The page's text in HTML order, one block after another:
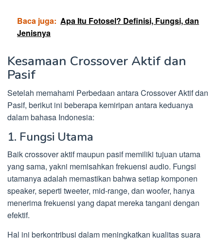
Baca juga: Apa Itu Fotosel? Definisi, Fungsi, dan
Jenisnya
Kesamaan Crossover Aktif dan
Pasif
Setelah memahami Perbedaan antara Crossover Aktif dan
Pasif, berikut ini beberapa kemiripan antara keduanya
dalam bahasa Indonesia:
1. Fungsi Utama
Baik crossover aktif maupun pasif memiliki tujuan utama
yang sama, yakni memisahkan frekuensi audio. Fungsi
utamanya adalah memastikan bahwa setiap komponen
speaker, seperti tweeter, mid-range, dan woofer, hanya
menerima frekuensi yang dapat mereka tangani dengan
efektif.
Hal ini berkontribusi dalam meningkatkan kualitas suara